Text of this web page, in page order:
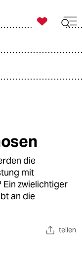

taz zahl ich
die
mit
zwielichtiger
an die
teilen